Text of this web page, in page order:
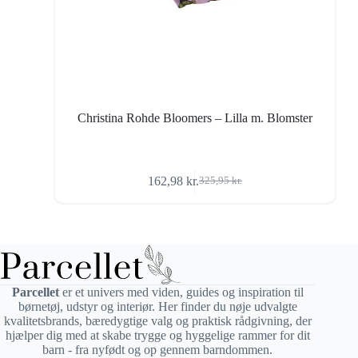
Christina Rohde Bloomers – Lilla m. Blomster
325,95kr.
Den
162,98 kr.Den
Parcelleter et univers med viden, guides og inspiration til
børnetøj, udstyr og interiør. Her finder du nøje udvalgte
kvalitetsbrands, bæredygtige valg og praktisk rådgivning, der
hjælper dig med at skabe trygge og hyggelige rammer for dit
barn - fra nyfødt og op gennem barndommen.